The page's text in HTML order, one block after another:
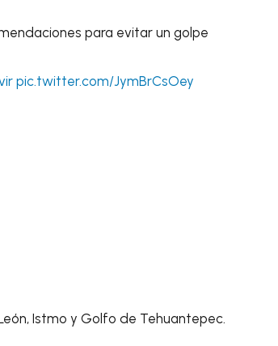
para evitar un golpe
pic.twitter.com/JymBrCsOey
Istmo y Golfo de Tehuantepec.